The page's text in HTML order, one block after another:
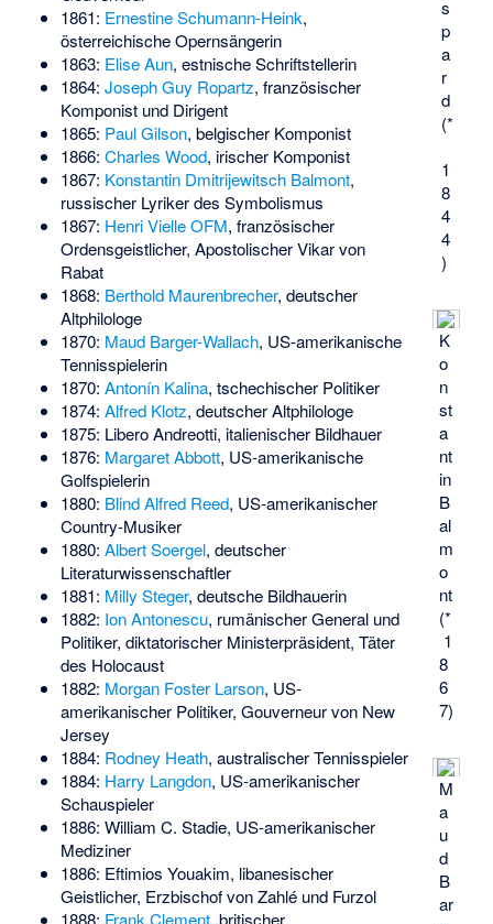
s
p
a
r
d
(*
1
8
4
4
)
K
o
n
st
a
nt
in
B
al
m
o
nt
(*
1
8
6
7)
M
a
u
d
B
ar
1861: Ernestine Schumann-Heink,
österreichische Opernsängerin
1863: Elise Aun, estnische Schriftstellerin
1864: Joseph Guy Ropartz, französischer
Komponist und Dirigent
1865: Paul Gilson, belgischer Komponist
1866: Charles Wood, irischer Komponist
1867: Konstantin Dmitrijewitsch Balmont,
russischer Lyriker des Symbolismus
1867: Henri Vielle OFM, französischer
Ordensgeistlicher, Apostolischer Vikar von
Rabat
1868: Berthold Maurenbrecher, deutscher
Altphilologe
1870: Maud Barger-Wallach, US-amerikanische
Tennisspielerin
1870: Antonín Kalina, tschechischer Politiker
1874: Alfred Klotz, deutscher Altphilologe
1875: Libero Andreotti, italienischer Bildhauer
1876: Margaret Abbott, US-amerikanische
Golfspielerin
1880: Blind Alfred Reed, US-amerikanischer
Country-Musiker
1880: Albert Soergel, deutscher
Literaturwissenschaftler
1881: Milly Steger, deutsche Bildhauerin
1882: Ion Antonescu, rumänischer General und
Politiker, diktatorischer Ministerpräsident, Täter
des Holocaust
1882: Morgan Foster Larson, US-
amerikanischer Politiker, Gouverneur von New
Jersey
1884: Rodney Heath, australischer Tennisspieler
1884: Harry Langdon, US-amerikanischer
Schauspieler
1886: William C. Stadie, US-amerikanischer
Mediziner
1886: Eftimios Youakim, libanesischer
Geistlicher, Erzbischof von Zahlé und Furzol
1888: Frank Clement, britischer